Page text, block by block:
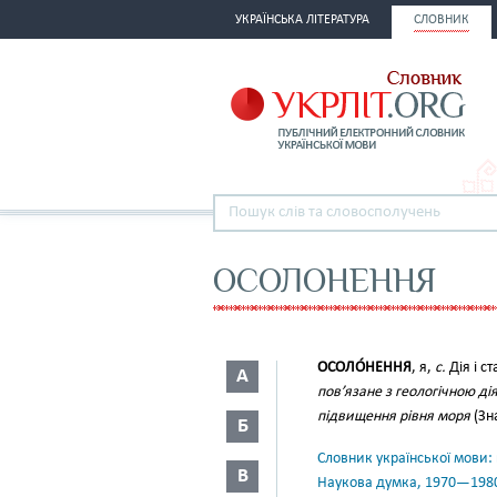
УКРАЇНСЬКА ЛІТЕРАТУРА СЛОВНИК
ОСОЛОНЕННЯ
А
Б
В
ОСОЛО́НЕННЯ, я, с. Дія і
пов’язане з геологічною
підвищення рівня моря
Словник української
Наукова думка,